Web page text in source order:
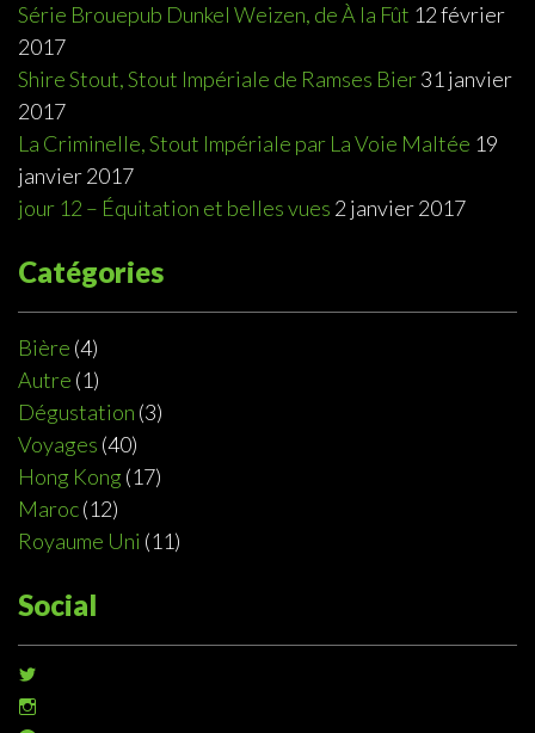
Série Brouepub Dunkel Weizen, de À la Fût 12 février
2017
Shire Stout, Stout Impériale de Ramses Bier31 janvier
2017
La Criminelle, Stout Impériale par La Voie Maltée 19
janvier 2017
jour 12 – Équitation et belles vues 2 janvier 2017
Catégories
Bière (4)
Autre (1)
Dégustation (3)
Voyages (40)
Hong Kong (17)
Maroc(12)
Royaume Uni (11)
Social